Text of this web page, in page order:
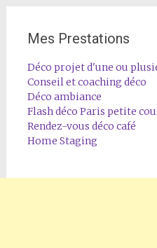
Mes Prestations
Déco projet d'une ou
Conseil et coaching déco
Déco ambiance
Flash déco Paris petite
Rendez-vous déco café
Home Staging